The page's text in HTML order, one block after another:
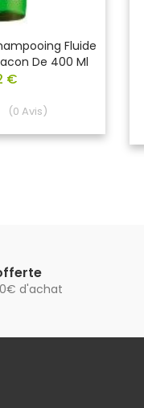
Fluide
De 400 Ml
€
(0 Avis)
d'achat